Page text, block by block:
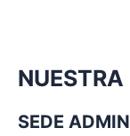
SEDE